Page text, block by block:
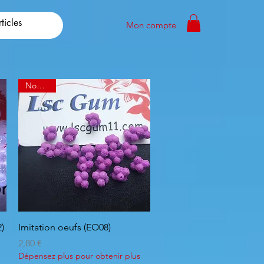
Mon compte
Aperçu rapide
Nouveau
Imitation oeufs (EO08)
Prix
2,80 €
Dépensez plus pour obtenir plus